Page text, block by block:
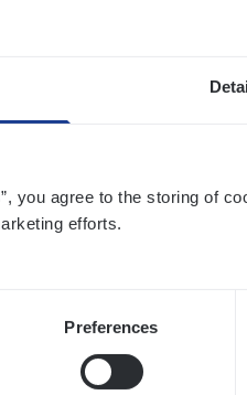
you agree to the storing of
efforts.
Preferences
Services